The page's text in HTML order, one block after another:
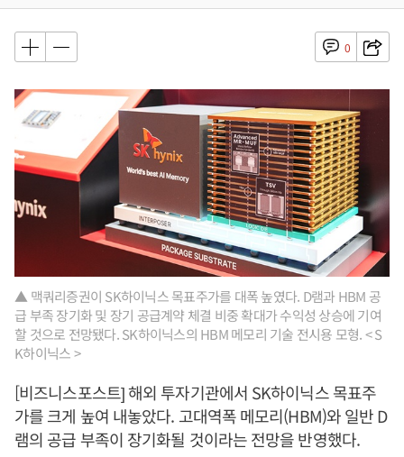
0
▲ 맥쿼리증권이 SK하이닉스 목표주가를 대폭 높였다. D램과 HBM 공
급 부족 장기화 및 장기 공급계약 체결 비중 확대가 수익성 상승에 기여
할 것으로 전망됐다. SK하이닉스의 HBM 메모리 기술 전시용 모형. < S
K하이닉스 >
[비즈니스포스트] 해외 투자기관에서 SK하이닉스 목표주
가를 크게 높여 내놓았다. 고대역폭 메모리(HBM)와 일반 D
램의 공급 부족이 장기화될 것이라는 전망을 반영했다.